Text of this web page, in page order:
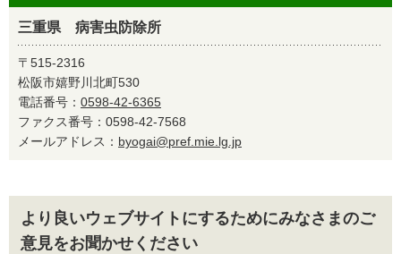
三重県 病害虫防除所
〒515-2316
松阪市嬉野川北町530
電話番号： 0598-42-6365
ファクス番号：0598-42-7568
メールアドレス： byogai@pref.mie.lg.jp
より良いウェブサイトにするためにみなさまのご
意見をお聞かせください